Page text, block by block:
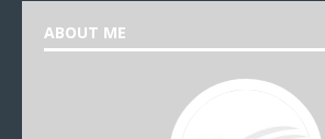
ABOUT ME